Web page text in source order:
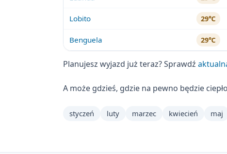
Lobito 29℃
Benguela 29℃
Planujesz wyjazd już teraz? Sprawdź
A może gdzieś, gdzie na pewno będzie
styczeń luty marzec kwiecień maj